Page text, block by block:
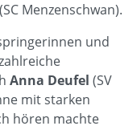
(SC Menzenschwan).
und
Anna Deufel (SV
mit starken
hören machte